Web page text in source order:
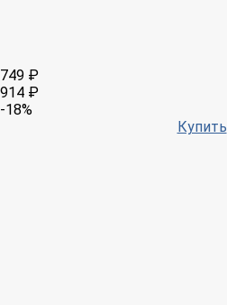
749 ₽
914 ₽
-18%
Купить